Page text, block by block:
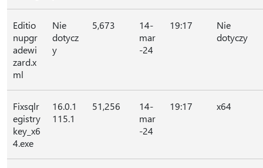
Editio
nupgr
adewi
zard.x
ml
Nie
dotycz
y
5,673
14-
mar
-24
19:17
Nie
dotyczy
Fixsqlr
egistry
key_x6
4.exe
16.0.1
115.1
51,256
14-
mar
-24
19:17 x64